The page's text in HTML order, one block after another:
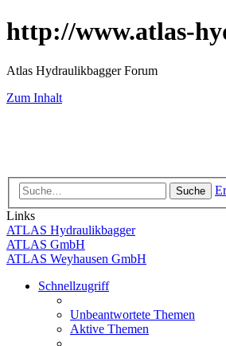
http://www.atlas-
Atlas Hydraulikbagger Forum
Zum Inhalt
Suche
Links
ATLAS Hydraulikbagger
ATLAS GmbH
ATLAS Weyhausen GmbH
Schnellzugriff
Unbeantwortete Themen
Aktive Themen